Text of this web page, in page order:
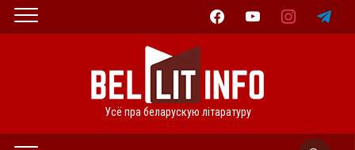
facebookyoutube instagramtelegram
Усё пра беларускую літаратуру